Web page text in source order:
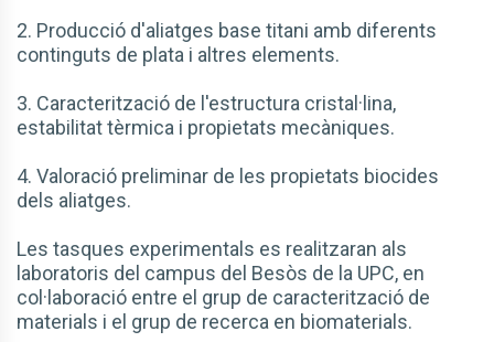
2. Producció d'aliatges base titani amb diferents
continguts de plata i altres elements.
3. Caracterització de l'estructura cristal·lina,
estabilitat tèrmica i propietats mecàniques.
4. Valoració preliminar de les propietats biocides
dels aliatges.
Les tasques experimentals es realitzaran als
laboratoris del campus del Besòs de la UPC, en
col·laboració entre el grup de caracterització de
materials i el grup de recerca en biomaterials.